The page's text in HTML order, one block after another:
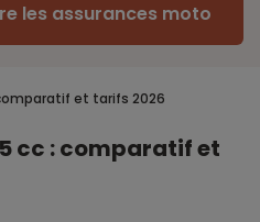
les assurances moto
et tarifs 2026
cc : comparatif et